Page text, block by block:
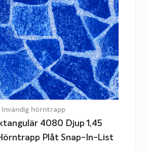
Invändig hörntrapp
4080 Djup 1,45
Mönstrad Hörntrapp Plåt Snap-In-List